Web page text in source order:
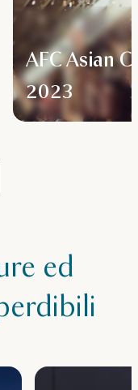
AFC Asian
2023
ed